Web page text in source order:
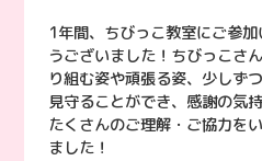
1年間、ちびっこ教室にご参
うございました！ちびっこさ
り組む姿や頑張る姿、少しず
見守ることができ、感謝の気
たくさんのご理解・ご協力を
ました！